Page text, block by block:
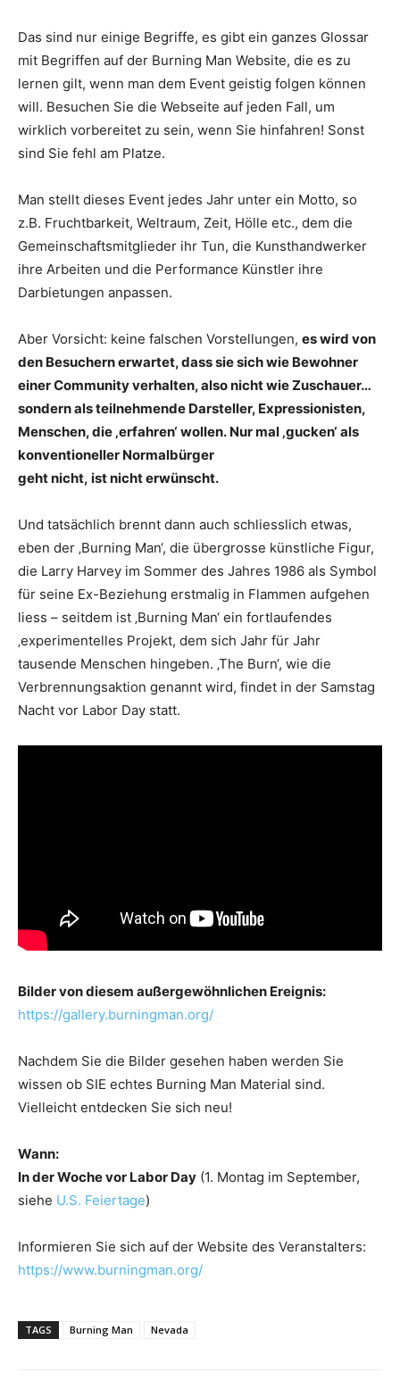
Das sind nur einige Begriffe, es gibt ein ganzes Glossar
mit Begriffen auf der Burning Man Website, die es zu
lernen gilt, wenn man dem Event geistig folgen können
will. Besuchen Sie die Webseite auf jeden Fall, um
wirklich vorbereitet zu sein, wenn Sie hinfahren! Sonst
sind Sie fehl am Platze.
Man stellt dieses Event jedes Jahr unter ein Motto, so
z.B. Fruchtbarkeit, Weltraum, Zeit, Hölle etc., dem die
Gemeinschaftsmitglieder ihr Tun, die Kunsthandwerker
ihre Arbeiten und die Performance Künstler ihre
Darbietungen anpassen.
Aber Vorsicht: keine falschen Vorstellungen, es wird von
den Besuchern erwartet, dass sie sich wie Bewohner
einer Community verhalten, also nicht wie Zuschauer…
sondern als teilnehmende Darsteller, Expressionisten,
Menschen, die ‚erfahren‘ wollen. Nur mal ‚gucken‘ als
konventioneller Normalbürger
geht nicht, ist nicht erwünscht.
Und tatsächlich brennt dann auch schliesslich etwas,
eben der ‚Burning Man‘, die übergrosse künstliche Figur,
die Larry Harvey im Sommer des Jahres 1986 als Symbol
für seine Ex-Beziehung erstmalig in Flammen aufgehen
liess – seitdem ist ‚Burning Man‘ ein fortlaufendes
‚experimentelles Projekt, dem sich Jahr für Jahr
tausende Menschen hingeben. ‚The Burn‘, wie die
Verbrennungsaktion genannt wird, findet in der Samstag
Nacht vor Labor Day statt.
Bilder von diesem außergewöhnlichen Ereignis:
https://gallery.burningman.org/
Nachdem Sie die Bilder gesehen haben werden Sie
wissen ob SIE echtes Burning Man Material sind.
Vielleicht entdecken Sie sich neu!
Wann:
In der Woche vor Labor Day (1. Montag im September,
siehe U.S. Feiertage)
Informieren Sie sich auf der Website des Veranstalters:
https://www.burningman.org/
TAGS Burning Man Nevada